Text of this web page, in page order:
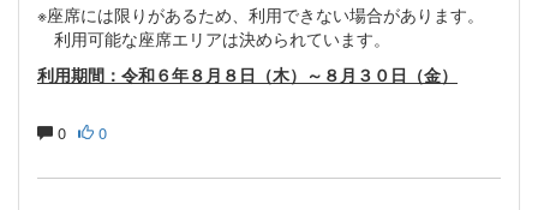
※座席には限りがあるため、利用できない場合があります。
利用可能な座席エリアは決められています。
利用期間：令和６年８月８日（木）～８月３０日（金）
0 0